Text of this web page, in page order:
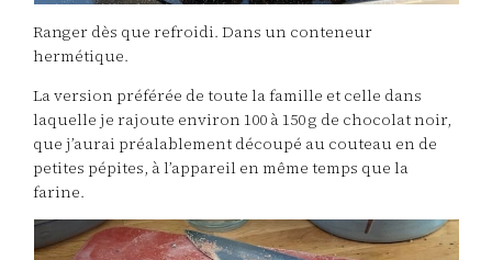
Ranger dès que refroidi. Dans un conteneur
hermétique.
La version préférée de toute la famille et celle dans
laquelle je rajoute environ 100 à 150 g de chocolat noir,
que j’aurai préalablement découpé au couteau en de
petites pépites, à l’appareil en même temps que la
farine.